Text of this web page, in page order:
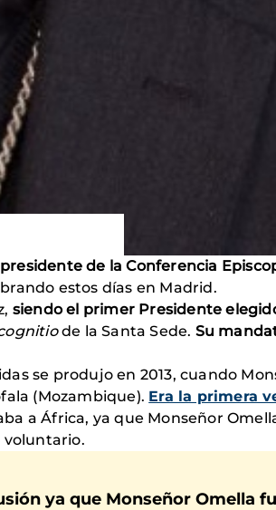
de la Conferencia
estos días en Madrid.
siendo el primer Presidente
de la Santa Sede. Su
se produjo en 2013, cuando
(Mozambique). Era la primera
a África, ya que Monseñor
voluntario.
ya que Monseñor Omella